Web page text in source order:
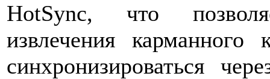
HotSync, что
извлечения
синхронизироваться